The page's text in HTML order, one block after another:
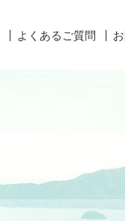
よくあるご質問